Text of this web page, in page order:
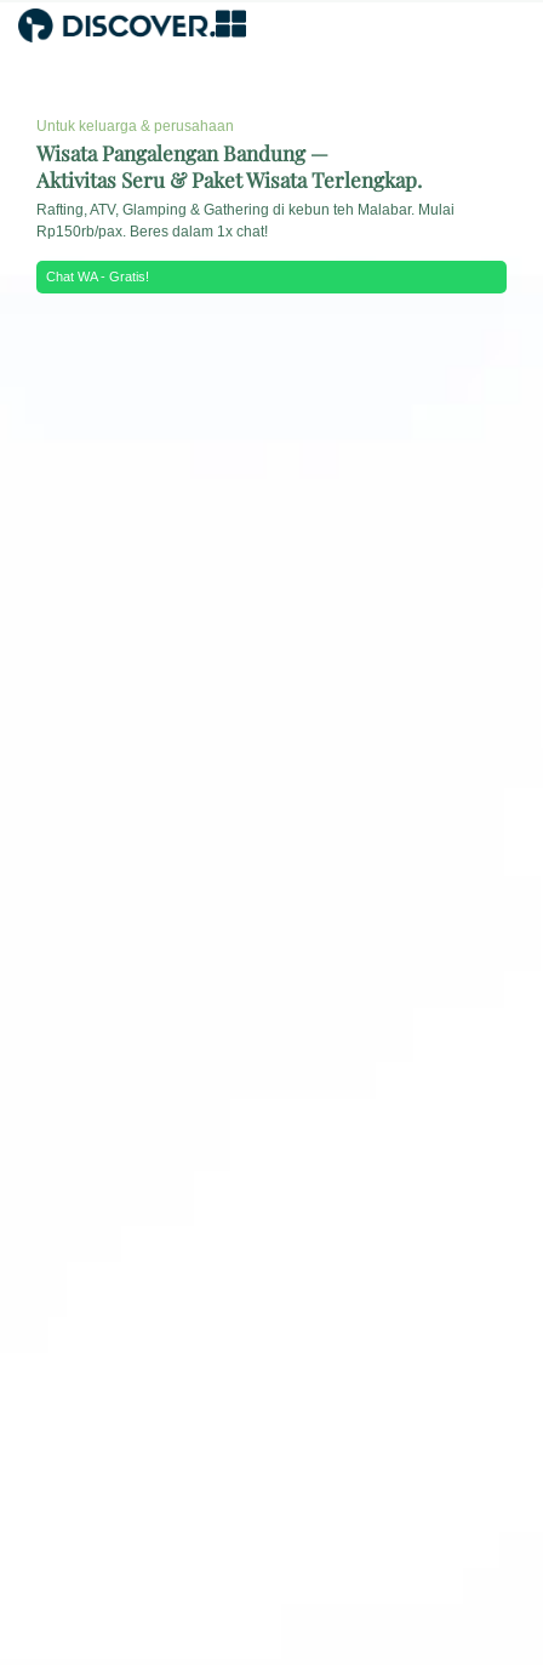
Untuk keluarga & perusahaan
Wisata Pangalengan Bandung —
Aktivitas Seru & Paket Wisata Terlengkap.
Rafting, ATV, Glamping & Gathering di kebun teh Malabar. Mulai
Rp150rb/pax. Beres dalam 1x chat!
Chat WA - Gratis!